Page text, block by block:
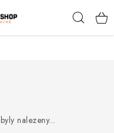
nalezeny...